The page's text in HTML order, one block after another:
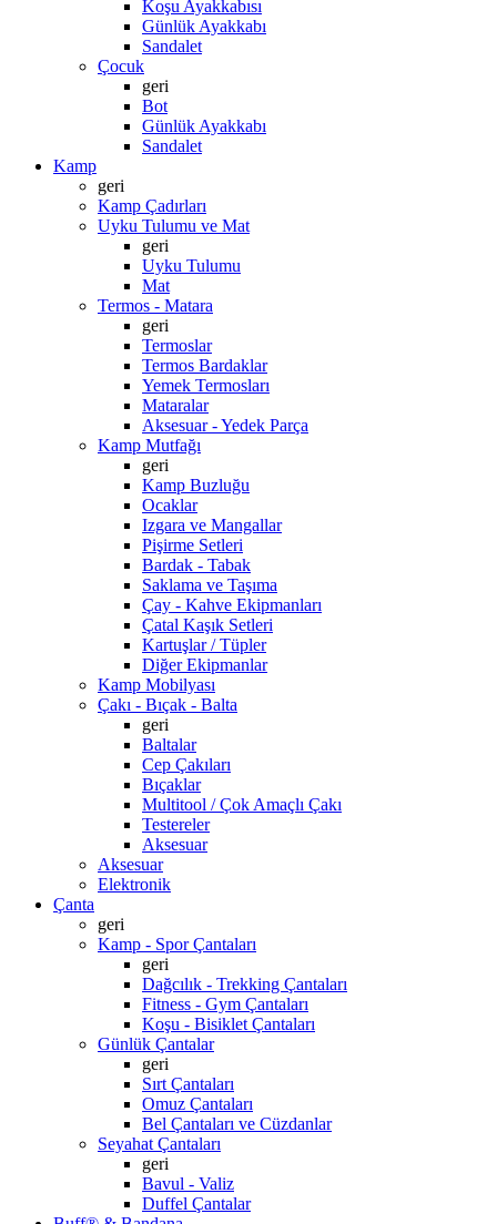
Koşu Ayakkabısı
Günlük Ayakkabı
Sandalet
Çocuk
geri
Bot
Günlük Ayakkabı
Sandalet
Kamp
geri
Kamp Çadırları
Uyku Tulumu ve Mat
geri
Uyku Tulumu
Mat
Termos - Matara
geri
Termoslar
Termos Bardaklar
Yemek Termosları
Mataralar
Aksesuar - Yedek Parça
Kamp Mutfağı
geri
Kamp Buzluğu
Ocaklar
Izgara ve Mangallar
Pişirme Setleri
Bardak - Tabak
Saklama ve Taşıma
Çay - Kahve Ekipmanları
Çatal Kaşık Setleri
Kartuşlar / Tüpler
Diğer Ekipmanlar
Kamp Mobilyası
Çakı - Bıçak - Balta
geri
Baltalar
Cep Çakıları
Bıçaklar
Multitool / Çok Amaçlı Çakı
Testereler
Aksesuar
Aksesuar
Elektronik
Çanta
geri
Kamp - Spor Çantaları
geri
Dağcılık - Trekking Çantaları
Fitness - Gym Çantaları
Koşu - Bisiklet Çantaları
Günlük Çantalar
geri
Sırt Çantaları
Omuz Çantaları
Bel Çantaları ve Cüzdanlar
Seyahat Çantaları
geri
Bavul - Valiz
Duffel Çantalar